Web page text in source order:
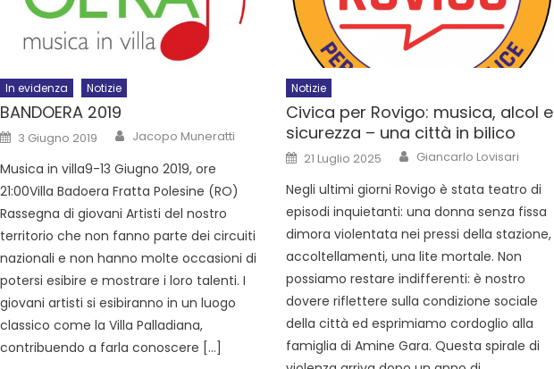
In evidenza Notizie
BANDOERA 2019
3 Giugno 2019 Jacopo Muneratti
Musica in villa9-13 Giugno 2019, ore
21:00Villa Badoera Fratta Polesine (RO)
Rassegna di giovani Artisti del nostro
territorio che non fanno parte dei circuiti
nazionali e non hanno molte occasioni di
potersi esibire e mostrare i loro talenti. I
giovani artisti si esibiranno in un luogo
classico come la Villa Palladiana,
contribuendo a farla conoscere […]
Notizie
Civica per Rovigo: musica, alcol e
sicurezza – una città in bilico
21 Luglio 2025 Giancarlo Lovisari
Negli ultimi giorni Rovigo è stata teatro di
episodi inquietanti: una donna senza fissa
dimora violentata nei pressi della stazione,
accoltellamenti, una lite mortale. Non
possiamo restare indifferenti: è nostro
dovere riflettere sulla condizione sociale
della città ed esprimiamo cordoglio alla
famiglia di Amine Gara. Questa spirale di